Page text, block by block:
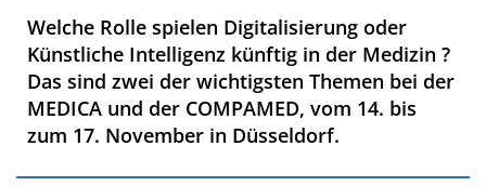
Welche Rolle spielen Digitalisierung oder
Künstliche Intelligenz künftig in der Medizin ?
Das sind zwei der wichtigsten Themen bei der
MEDICA und der COMPAMED, vom 14. bis
zum 17. November in Düsseldorf.